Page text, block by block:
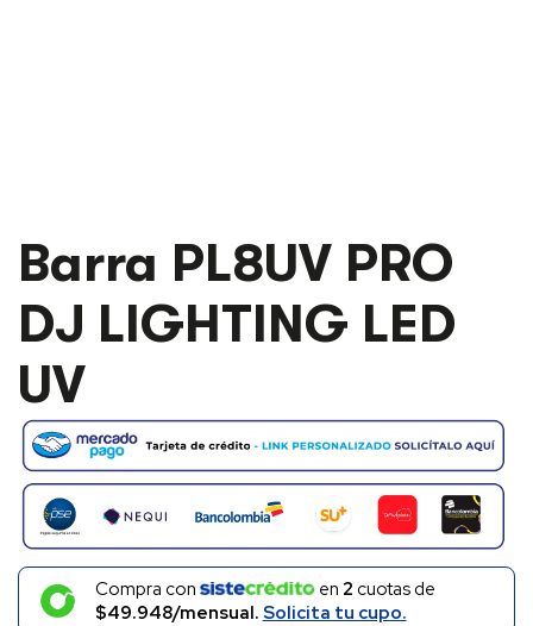
Barra PL8UV PRO
DJ LIGHTING LED
UV
Compra con en 2 cuotas de
$49.948/mensual. Solicita tu cupo.